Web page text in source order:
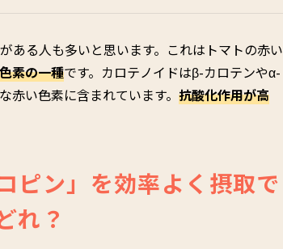
ある人も多いと思います。これはトマトの赤い
素の一種です。カロテノイドはβ-カロテンやα-
い色素に含まれています。 抗酸化作用が高
ン」を効率よく摂取で
れ？